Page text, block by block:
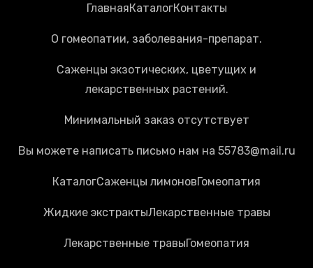
ГлавнаяКаталогКонтакты
О гомеопатии, заболевания-препарат.
Саженцы экзотических, цветущих и
лекарственных растений.
Минимальный заказ отсутствует
Вы можете написать письмо нам на 55783@mail.ru
КаталогCаженцы лимоновГомеопатия
Жидкие экстрактыЛекарственные травы
Лекарственные травыГомеопатия